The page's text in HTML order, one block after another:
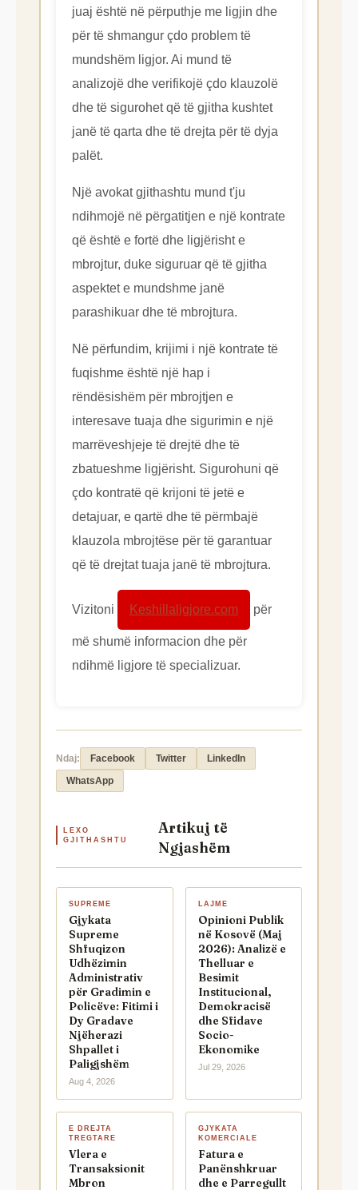
juaj është në përputhje me ligjin dhe
për të shmangur çdo problem të
mundshëm ligjor. Ai mund të
analizojë dhe verifikojë çdo klauzolë
dhe të sigurohet që të gjitha kushtet
janë të qarta dhe të drejta për të dyja
palët.
Një avokat gjithashtu mund t'ju
ndihmojë në përgatitjen e një kontrate
që është e fortë dhe ligjërisht e
mbrojtur, duke siguruar që të gjitha
aspektet e mundshme janë
parashikuar dhe të mbrojtura.
Në përfundim, krijimi i një kontrate të
fuqishme është një hap i
rëndësishëm për mbrojtjen e
interesave tuaja dhe sigurimin e një
marrëveshjeje të drejtë dhe të
zbatueshme ligjërisht. Sigurohuni që
çdo kontratë që krijoni të jetë e
detajuar, e qartë dhe të përmbajë
klauzola mbrojtëse për të garantuar
që të drejtat tuaja janë të mbrojtura.
Vizitoni Keshillaligjore.com për
më shumë informacion dhe për
ndihmë ligjore të specializuar.
Ndaj: Facebook Twitter
LinkedIn
WhatsApp
LEXO
GJITHASHTU
Artikuj të
Ngjashëm
SUPREME
Gjykata
Supreme
Shfuqizon
Udhëzimin
Administrativ
për Gradimin e
Policëve: Fitimi i
Dy Gradave
Njëherazi
Shpallet i
Paligjshëm
Aug 4, 2026
LAJME
Opinioni Publik
në Kosovë (Maj
2026): Analizë e
Thelluar e
Besimit
Institucional,
Demokracisë
dhe Sfidave
Socio-
Ekonomike
Jul 29, 2026
E DREJTA
TREGTARE
Vlera e
Transaksionit
Mbron
GJYKATA
KOMERCIALE
Fatura e
Panënshkruar
dhe e Parregullt